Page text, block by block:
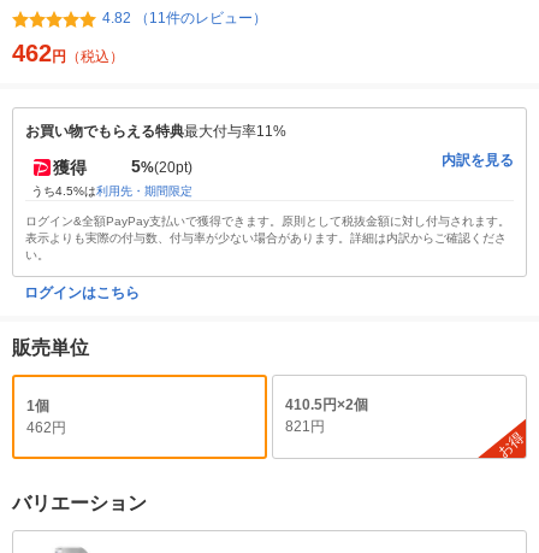
4.82 （11件のレビュー）
462円 （税込）
お買い物でもらえる特典最大付与率11%
獲得 5%(20pt)
うち4.5%は利用先・期間限定
内訳を見る
ログイン&全額PayPay支払いで獲得できます。原則として税抜金額に対し付与されます。
表示よりも実際の付与数、付与率が少ない場合があります。詳細は内訳からご確認くださ
い。
ログインはこちら
販売単位
1個
462円
410.5円×2個
821円
お得
バリエーション